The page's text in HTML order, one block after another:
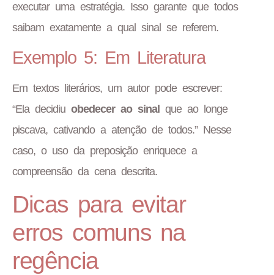
executar uma estratégia. Isso garante que todos
saibam exatamente a qual sinal se referem.
Exemplo 5: Em Literatura
Em textos literários, um autor pode escrever:
“Ela decidiu obedecer ao sinal que ao longe
piscava, cativando a atenção de todos.” Nesse
caso, o uso da preposição enriquece a
compreensão da cena descrita.
Dicas para evitar
erros comuns na
regência